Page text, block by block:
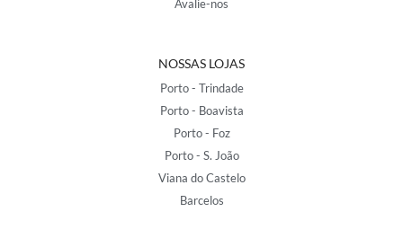
Avalie-nos
NOSSAS LOJAS
Porto - Trindade
Porto - Boavista
Porto - Foz
Porto - S. João
Viana do Castelo
Barcelos